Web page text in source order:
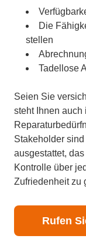
Die
stellen
Tadellose
Seien Sie
steht Ihnen auch
Stakeholder
ausgestattet,
Kontrolle über
Zufriedenheit zu
Rufen